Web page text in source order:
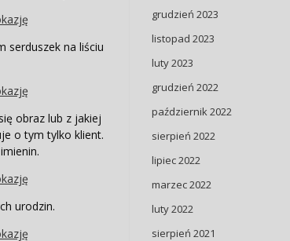
serduszek na liściu
obraz lub z jakiej
o tym tylko klient.
urodzin.
grudzień 2023
listopad 2023
luty 2023
grudzień 2022
październik 2022
sierpień 2022
lipiec 2022
marzec 2022
luty 2022
sierpień 2021